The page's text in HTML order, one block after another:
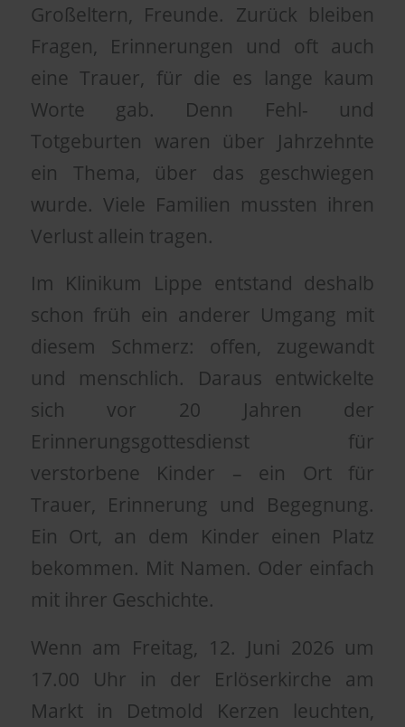
Großeltern, Freunde. Zurück bleiben
Fragen, Erinnerungen und oft auch
eine Trauer, für die es lange kaum
Worte gab. Denn Fehl- und
Totgeburten waren über Jahrzehnte
ein Thema, über das geschwiegen
wurde. Viele Familien mussten ihren
Verlust allein tragen.
Im Klinikum Lippe entstand deshalb
schon früh ein anderer Umgang mit
diesem Schmerz: offen, zugewandt
und menschlich. Daraus entwickelte
sich vor 20 Jahren der
Erinnerungsgottesdienst für
verstorbene Kinder – ein Ort für
Trauer, Erinnerung und Begegnung.
Ein Ort, an dem Kinder einen Platz
bekommen. Mit Namen. Oder einfach
mit ihrer Geschichte.
Wenn am Freitag, 12. Juni 2026 um
17.00 Uhr in der Erlöserkirche am
Markt in Detmold Kerzen leuchten,